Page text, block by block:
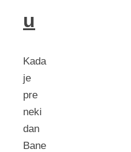
u
Kada
je
pre
neki
dan
Bane